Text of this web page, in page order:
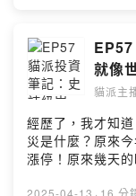
https://
834590台中場：
5樓免費報名連結
https://
5樓免費報名連結
https://
303488台南場：
播好聲音，喵喵喵
https://vocus.cc/
13036c5?
n🐈合作邀約｜
Firstory Hosting
就像
貓派主
經歷了，我才知
災是什麼？原來
漲停！原來幾天
2025-04-13 · 16 分